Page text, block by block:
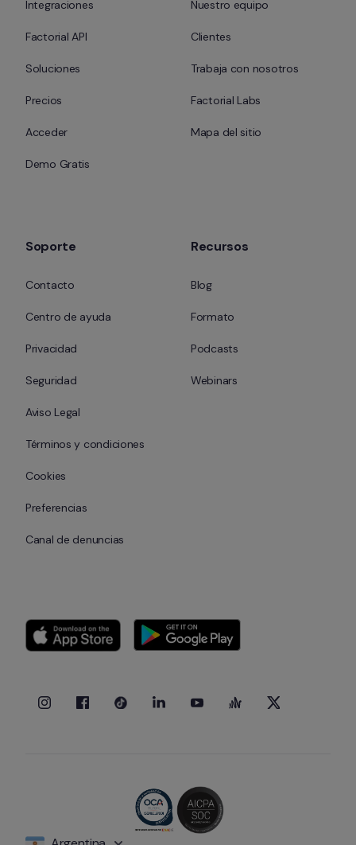
Integraciones
Factorial API
Soluciones
Precios
Acceder
Demo Gratis
Nuestro equipo
Clientes
Trabaja con nosotros
Factorial Labs
Mapa del sitio
Soporte
Contacto
Centro de ayuda
Privacidad
Seguridad
Aviso Legal
Términos y condiciones
Cookies
Preferencias
Canal de denuncias
Recursos
Blog
Formato
Podcasts
Webinars